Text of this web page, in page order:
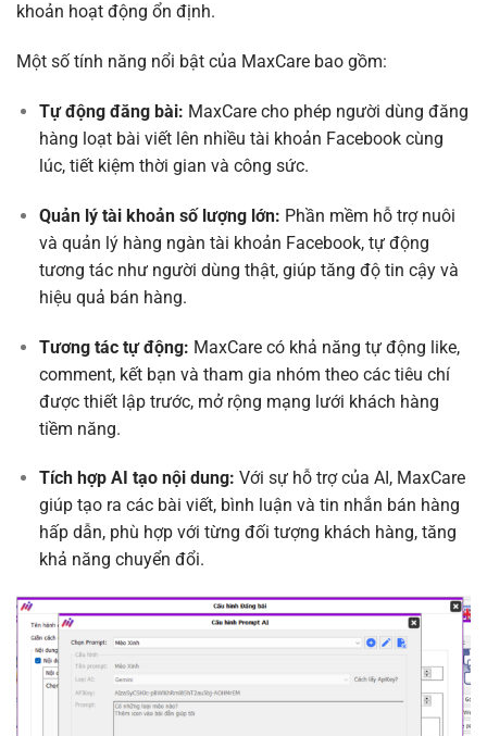
khoản hoạt động ổn định.
Một số tính năng nổi bật của MaxCare bao gồm:
Tự động đăng bài: MaxCare cho phép người dùng đăng
hàng loạt bài viết lên nhiều tài khoản Facebook cùng
lúc, tiết kiệm thời gian và công sức.
Quản lý tài khoản số lượng lớn: Phần mềm hỗ trợ nuôi
và quản lý hàng ngàn tài khoản Facebook, tự động
tương tác như người dùng thật, giúp tăng độ tin cậy và
hiệu quả bán hàng.
Tương tác tự động: MaxCare có khả năng tự động like,
comment, kết bạn và tham gia nhóm theo các tiêu chí
được thiết lập trước, mở rộng mạng lưới khách hàng
tiềm năng.
Tích hợp AI tạo nội dung: Với sự hỗ trợ của AI, MaxCare
giúp tạo ra các bài viết, bình luận và tin nhắn bán hàng
hấp dẫn, phù hợp với từng đối tượng khách hàng, tăng
khả năng chuyển đổi.